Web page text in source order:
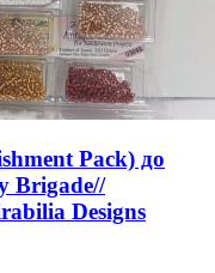
Pack) до
Brigade//
Designs